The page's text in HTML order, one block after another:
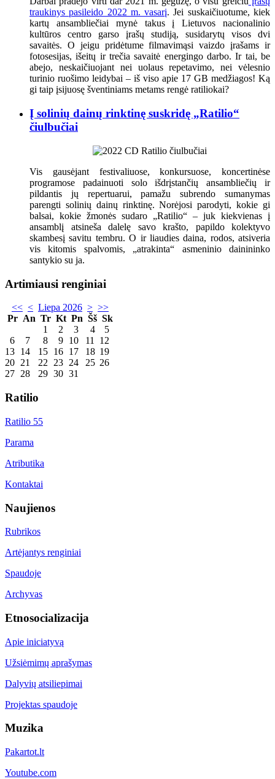
traukinys pasileido 2022 m. vasarį. Jei suskaičiuotume, kiek
kartų ansambliečiai mynė takus į Lietuvos nacionalinio
kultūros centro garso įrašų studiją, susidarytų visos dvi
savaitės. O jeigu pridėtume filmavimąsi vaizdo įrašams ir
fotosesijas, išeitų ir trečia savaitė energingo darbo. Ir tai, be
abejo, neskaičiuojant nei uolaus repetavimo, nei vėlesnio
turinio ruošimo leidybai – iš viso apie 17 GB medžiagos! Ką
gi taip įsijuosę šventiniams metams rengė ratiliokai?
Į solinių dainų rinktinę suskridę „Ratilio“
čiulbučiai
Vis gausėjant festivaliuose, konkursuose, koncertinėse
programose padainuoti solo išdrįstančių ansambliečių ir
pildantis jų repertuarui, pamažu subrendo sumanymas
parengti solinių dainų rinktinę. Norėjosi parodyti, kokie gi
balsai, kokie žmonės sudaro „Ratilio“ – juk kiekvienas į
ansamblį atsineša dalelę savo krašto, papildo kolektyvo
skambesį savitu tembru. O ir liaudies daina, rodos, atsiveria
vis kitomis spalvomis, „atrakinta“ asmeninio dainininko
santykio su ja.
Artimiausi renginiai
<< < Liepa 2026 > >>
Pr An Tr Kt Pn Šš Sk
1
2 3 4
5
6
7 8 9 10 11
12
13 14 15 16 17 18 19
20 21 22 23 24 25 26
27 28 29 30 31
Ratilio
Ratilio 55
Parama
Atributika
Kontaktai
Naujienos
Rubrikos
Artėjantys renginiai
Spaudoje
Archyvas
Etnosocializacija
Apie iniciatyvą
Užsiėmimų aprašymas
Dalyvių atsiliepimai
Projektas spaudoje
Muzika
Pakartot.lt
Youtube.com